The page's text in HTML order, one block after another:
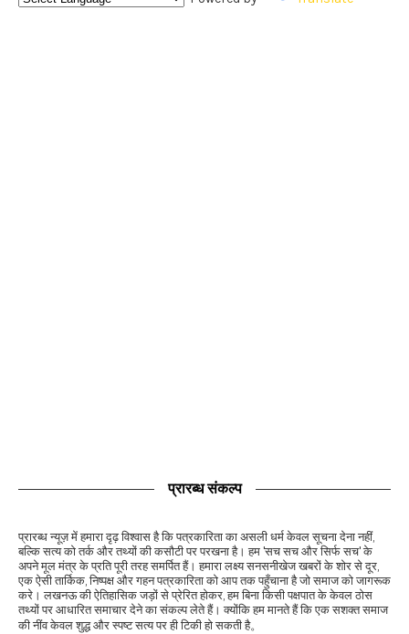
प्रारब्ध संकल्प
प्रारब्ध न्यूज़ में हमारा दृढ़ विश्वास है कि पत्रकारिता का असली धर्म केवल सूचना देना नहीं,
बल्कि सत्य को तर्क और तथ्यों की कसौटी पर परखना है। हम 'सच सच और सिर्फ सच' के
अपने मूल मंत्र के प्रति पूरी तरह समर्पित हैं। हमारा लक्ष्य सनसनीखेज खबरों के शोर से दूर,
एक ऐसी तार्किक, निष्पक्ष और गहन पत्रकारिता को आप तक पहुँचाना है जो समाज को जागरूक
करे। लखनऊ की ऐतिहासिक जड़ों से प्रेरित होकर, हम बिना किसी पक्षपात के केवल ठोस
तथ्यों पर आधारित समाचार देने का संकल्प लेते हैं। क्योंकि हम मानते हैं कि एक सशक्त समाज
की नींव केवल शुद्ध और स्पष्ट सत्य पर ही टिकी हो सकती है。